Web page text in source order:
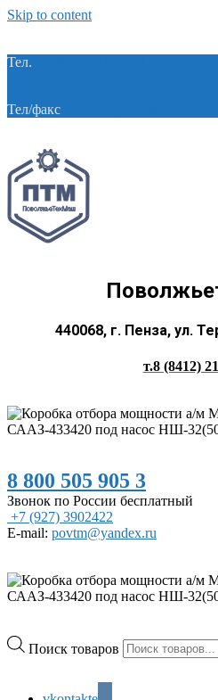
Skip to content
Тел.
Тел/факс
440068, г. Пенза, ул.
т.8 (8412)
8 800 505 905 3
Звонок по России бесплатный
+7 (927) 3902422
E-mail: povtm@yandex.ru
Поиск товаров